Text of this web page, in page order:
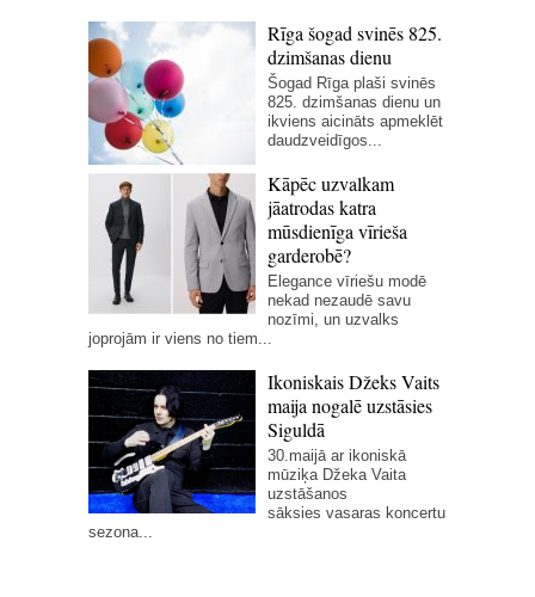
Rīga šogad svinēs 825.
dzimšanas dienu
Šogad Rīga plaši svinēs
825. dzimšanas dienu un
ikviens aicināts apmeklēt
daudzveidīgos...
Kāpēc uzvalkam
jāatrodas katra
mūsdienīga vīrieša
garderobē?
Elegance vīriešu modē
nekad nezaudē savu
nozīmi, un uzvalks
joprojām ir viens no tiem...
Ikoniskais Džeks Vaits
maija nogalē uzstāsies
Siguldā
30.maijā ar ikoniskā
mūziķa Džeka Vaita
uzstāšanos
sāksies vasaras koncertu
sezona...